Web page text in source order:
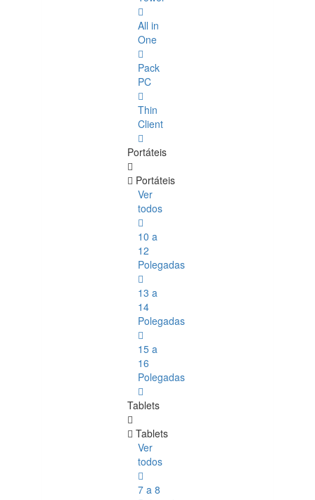
All in
One
Pack
PC
Thin
Client
Portáteis
Portáteis
Ver
todos
10 a
12
Polegadas
13 a
14
Polegadas
15 a
16
Polegadas
Tablets
Tablets
Ver
todos
7 a 8